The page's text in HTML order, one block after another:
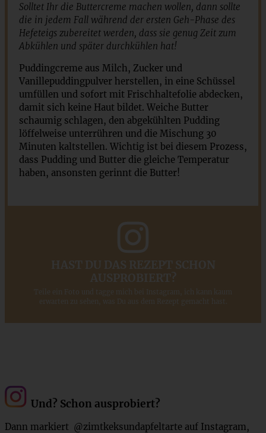
Solltet Ihr die Buttercreme machen wollen, dann sollte
die in jedem Fall während der ersten Geh-Phase des
Hefeteigs zubereitet werden, dass sie genug Zeit zum
Abkühlen und später durchkühlen hat!
Puddingcreme aus Milch, Zucker und
Vanillepuddingpulver herstellen, in eine Schüssel
umfüllen und sofort mit Frischhaltefolie abdecken,
damit sich keine Haut bildet. Weiche Butter
schaumig schlagen, den abgekühlten Pudding
löffelweise unterrühren und die Mischung 30
Minuten kaltstellen. Wichtig ist bei diesem Prozess,
dass Pudding und Butter die gleiche Temperatur
haben, ansonsten gerinnt die Butter!
HAST DU DAS REZEPT SCHON
AUSPROBIERT?
Teile ein Foto und tagge mich bei Instagram, ich kann kaum
erwarten zu sehen, was Du aus dem Rezept gemacht hast.
Und? Schon ausprobiert?
Dann markiert @zimtkeksundapfeltarte auf Instagram,